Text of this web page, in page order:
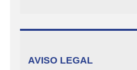
AVISO LEGAL